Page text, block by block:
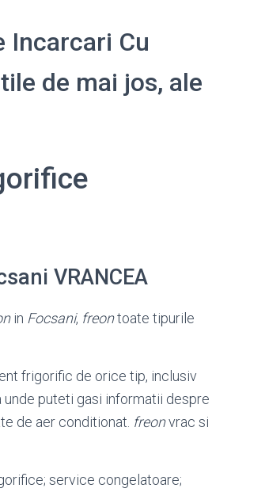
Incarcari Cu
de mai jos, ale
VRANCEA
in Focsani, freontoate tipurile
frigorific de orice tip, inclusiv
puteti gasi informatii despre
de aer conditionat. freonvrac si
service congelatoare;